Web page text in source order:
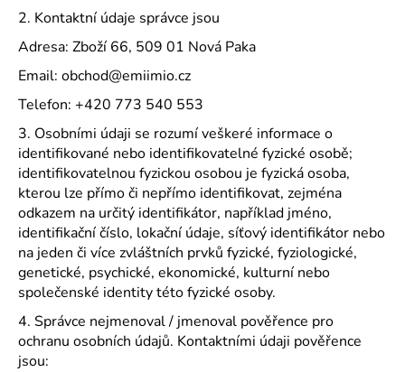
2. Kontaktní údaje správce jsou
Adresa: Zboží 66, 509 01 Nová Paka
Email: obchod@emiimio.cz
Telefon: +420 773 540 553
3. Osobními údaji se rozumí veškeré informace o
identifikované nebo identifikovatelné fyzické osobě;
identifikovatelnou fyzickou osobou je fyzická osoba,
kterou lze přímo či nepřímo identifikovat, zejména
odkazem na určitý identifikátor, například jméno,
identifikační číslo, lokační údaje, síťový identifikátor nebo
na jeden či více zvláštních prvků fyzické, fyziologické,
genetické, psychické, ekonomické, kulturní nebo
společenské identity této fyzické osoby.
4. Správce nejmenoval / jmenoval pověřence pro
ochranu osobních údajů. Kontaktními údaji pověřence
jsou:
HLEDAT
D
o
p
o
r
u
č
u
j
e
m
e